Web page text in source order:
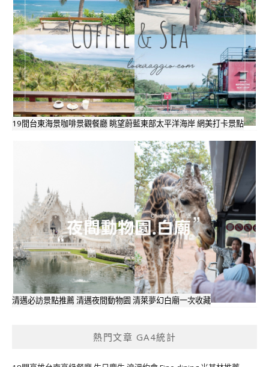
19間台東海景咖啡景觀餐廳 眺望蔚藍東部太平洋海岸 網美打卡景點
清邁必訪景點推薦 清邁夜間動物園 清萊夢幻白廟一次收藏
熱門文章 GA4統計